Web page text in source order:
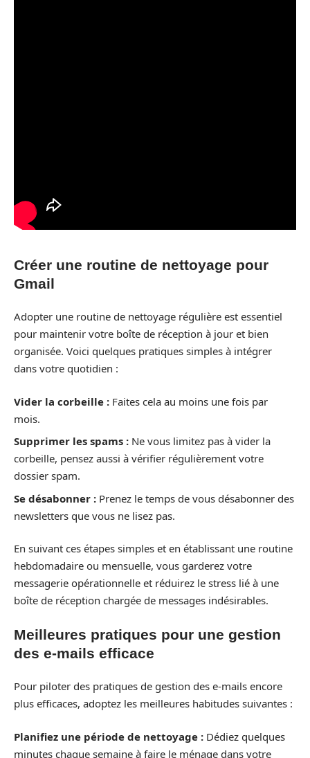
Créer une routine de nettoyage pour
Gmail
Adopter une routine de nettoyage régulière est essentiel
pour maintenir votre boîte de réception à jour et bien
organisée. Voici quelques pratiques simples à intégrer
dans votre quotidien :
Vider la corbeille : Faites cela au moins une fois par
mois.
Supprimer les spams : Ne vous limitez pas à vider la
corbeille, pensez aussi à vérifier régulièrement votre
dossier spam.
Se désabonner : Prenez le temps de vous désabonner des
newsletters que vous ne lisez pas.
En suivant ces étapes simples et en établissant une routine
hebdomadaire ou mensuelle, vous garderez votre
messagerie opérationnelle et réduirez le stress lié à une
boîte de réception chargée de messages indésirables.
Meilleures pratiques pour une gestion
des e-mails efficace
Pour piloter des pratiques de gestion des e-mails encore
plus efficaces, adoptez les meilleures habitudes suivantes :
Planifiez une période de nettoyage : Dédiez quelques
minutes chaque semaine à faire le ménage dans votre